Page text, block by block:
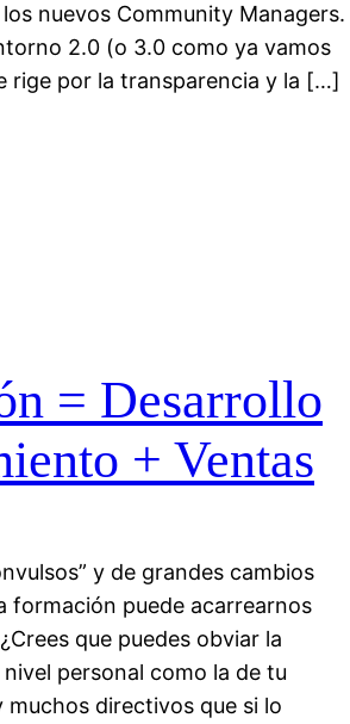
nuevos Community Managers.
2.0 (o 3.0 como ya vamos
rige por la transparencia y la […]
= Desarrollo
+ Ventas
y de grandes cambios
formación puede acarrearnos
que puedes obviar la
personal como la de tu
muchos directivos que si lo